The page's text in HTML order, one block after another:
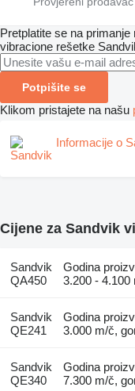
Pretplatite se na
vibracione rešetke
Potpišite se
Klikom pristajete na našu
Informacije o
Cijene za Sandvik
Sandvik
QA450
Godina
3.200 - 4.100
Sandvik
QE241
Godina
3.000 m/č,
Sandvik
QE340
Godina
7.300 m/č,